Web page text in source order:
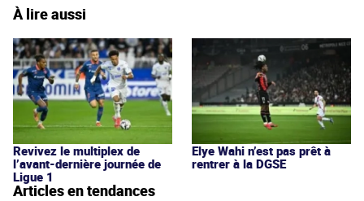
À lire aussi
Revivez le multiplex de
l’avant-dernière journée de
Ligue 1
Elye Wahi n’est pas prêt à
rentrer à la DGSE
Articles en tendances